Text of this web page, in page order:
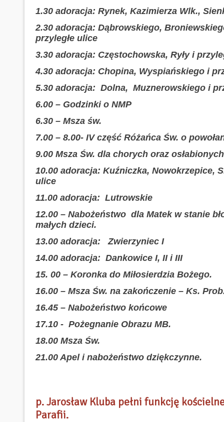
1.30 adoracja: Rynek, Kazimierza Wlk.,
2.30 adoracja: Dąbrowskiego,
przyległe ulice
3.30 adoracja: Częstochowska, Ryły i
4.30 adoracja: Chopina, Wyspiańskiego i
5.30 adoracja: Dolna, Muznerowskiego i
6.00 – Godzinki o NMP
6.30 – Msza św.
7.00 – 8.00- IV część Różańca Św. o
9.00 Msza Św. dla chorych oraz
10.00 adoracja: Kuźniczka, Nowokrzepice,
ulice
11.00 adoracja: Lutrowskie
12.00 – Nabożeństwo dla Matek w stanie
małych dzieci.
13.00 adoracja: Zwierzyniec I
14.00 adoracja: Dankowice I, II i III
15. 00 – Koronka do Miłosierdzia Bożego.
16.00 – Msza Św. na zakończenie – Ks.
16.45 – Nabożeństwo końcowe
17.10 - Pożegnanie Obrazu MB.
18.00 Msza Św.
21.00 Apel i nabożeństwo dziękczynne.
p. Jarosław Kluba pełni funkcję
Parafii.